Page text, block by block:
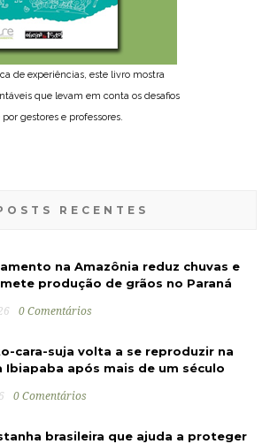
de experiências, este livro mostra
que levam em conta os desafios
gestores e professores.
RECENTES
na Amazônia reduz chuvas e
produção de grãos no Paraná
0 Comentários
cara-suja volta a se reproduzir na
Ibiapaba após mais de um século
0 Comentários
brasileira que ajuda a proteger